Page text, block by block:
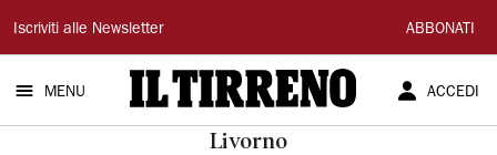
Il
Tirreno
Iscriviti alle Newsletter ABBONATI
MENU ACCEDI
Livorno